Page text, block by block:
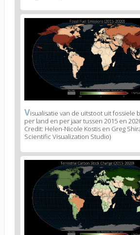
image
News
image
legend
Visualisatie van de uitstoot uit fossiele
per land en per jaar tussen 2015 en
Credit: Helen-Nicole Kostis en Greg
Scientific Visualization Studio)
image